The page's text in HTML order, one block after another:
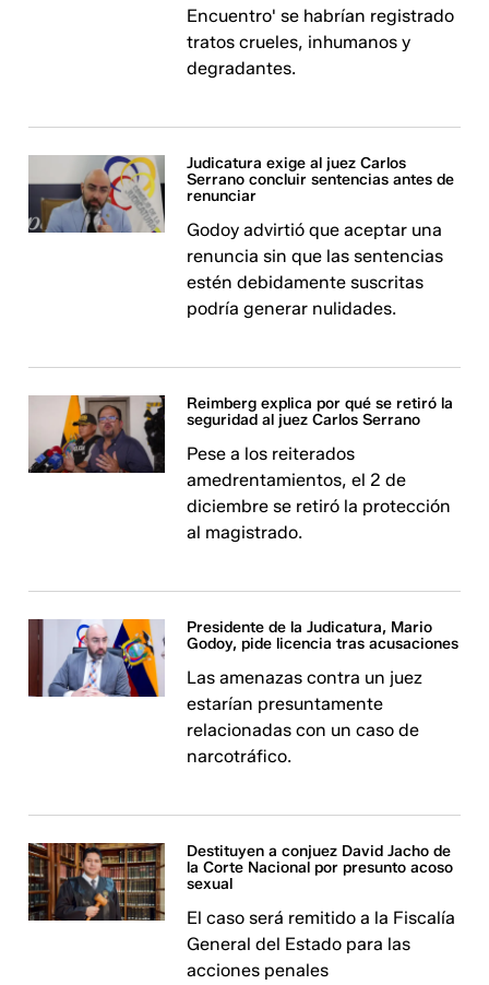
Encuentro' se habrían registrado
tratos crueles, inhumanos y
degradantes.
Judicatura exige al juez Carlos
Serrano concluir sentencias antes de
renunciar
Godoy advirtió que aceptar una
renuncia sin que las sentencias
estén debidamente suscritas
podría generar nulidades.
Reimberg explica por qué se retiró la
seguridad al juez Carlos Serrano
Pese a los reiterados
amedrentamientos, el 2 de
diciembre se retiró la protección
al magistrado.
Presidente de la Judicatura, Mario
Godoy, pide licencia tras acusaciones
Las amenazas contra un juez
estarían presuntamente
relacionadas con un caso de
narcotráfico.
Destituyen a conjuez David Jacho de
la Corte Nacional por presunto acoso
sexual
El caso será remitido a la Fiscalía
General del Estado para las
acciones penales